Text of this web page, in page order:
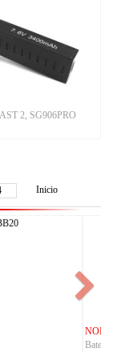
2, SG906PRO
Inicio